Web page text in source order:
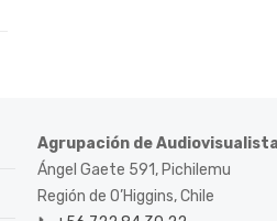
Agrupación de
Ángel Gaete 591, Pichilemu
Región de O’Higgins, Chile